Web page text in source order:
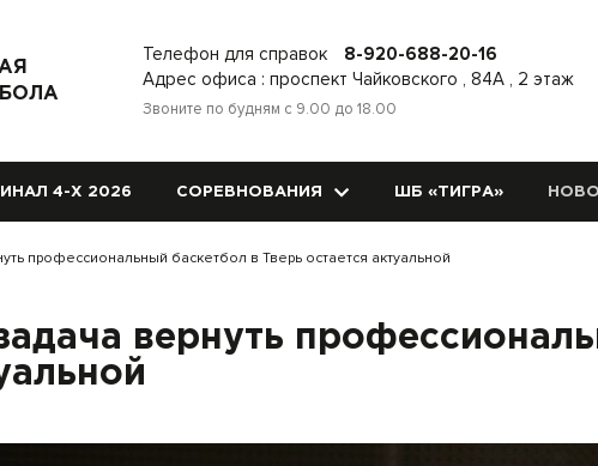
Телефон для справок
8-920-688-20-16
Адрес офиса : проспект Чайковского , 84А , 2 этаж
Звоните по будням с 9.00 до 18.00
4-Х 2026 СОРЕВНОВАНИЯ ШБ «ТИГРА»
профессиональный баскетбол в Тверь остается актуальной
вернуть